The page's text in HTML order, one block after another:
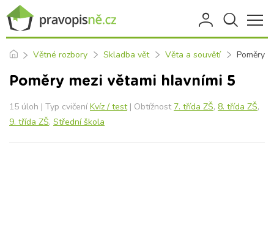
Větné rozbory Skladba vět Věta a souvětí Poměry
Poměry mezi větami hlavními 5
15 úloh | Typ cvičeníKvíz / test| Obtížnost 7. třída ZŠ, 8. třída ZŠ,
9. třída ZŠ, Střední škola